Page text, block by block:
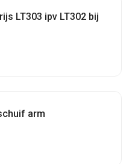
LT303 ipv LT302 bij
arm